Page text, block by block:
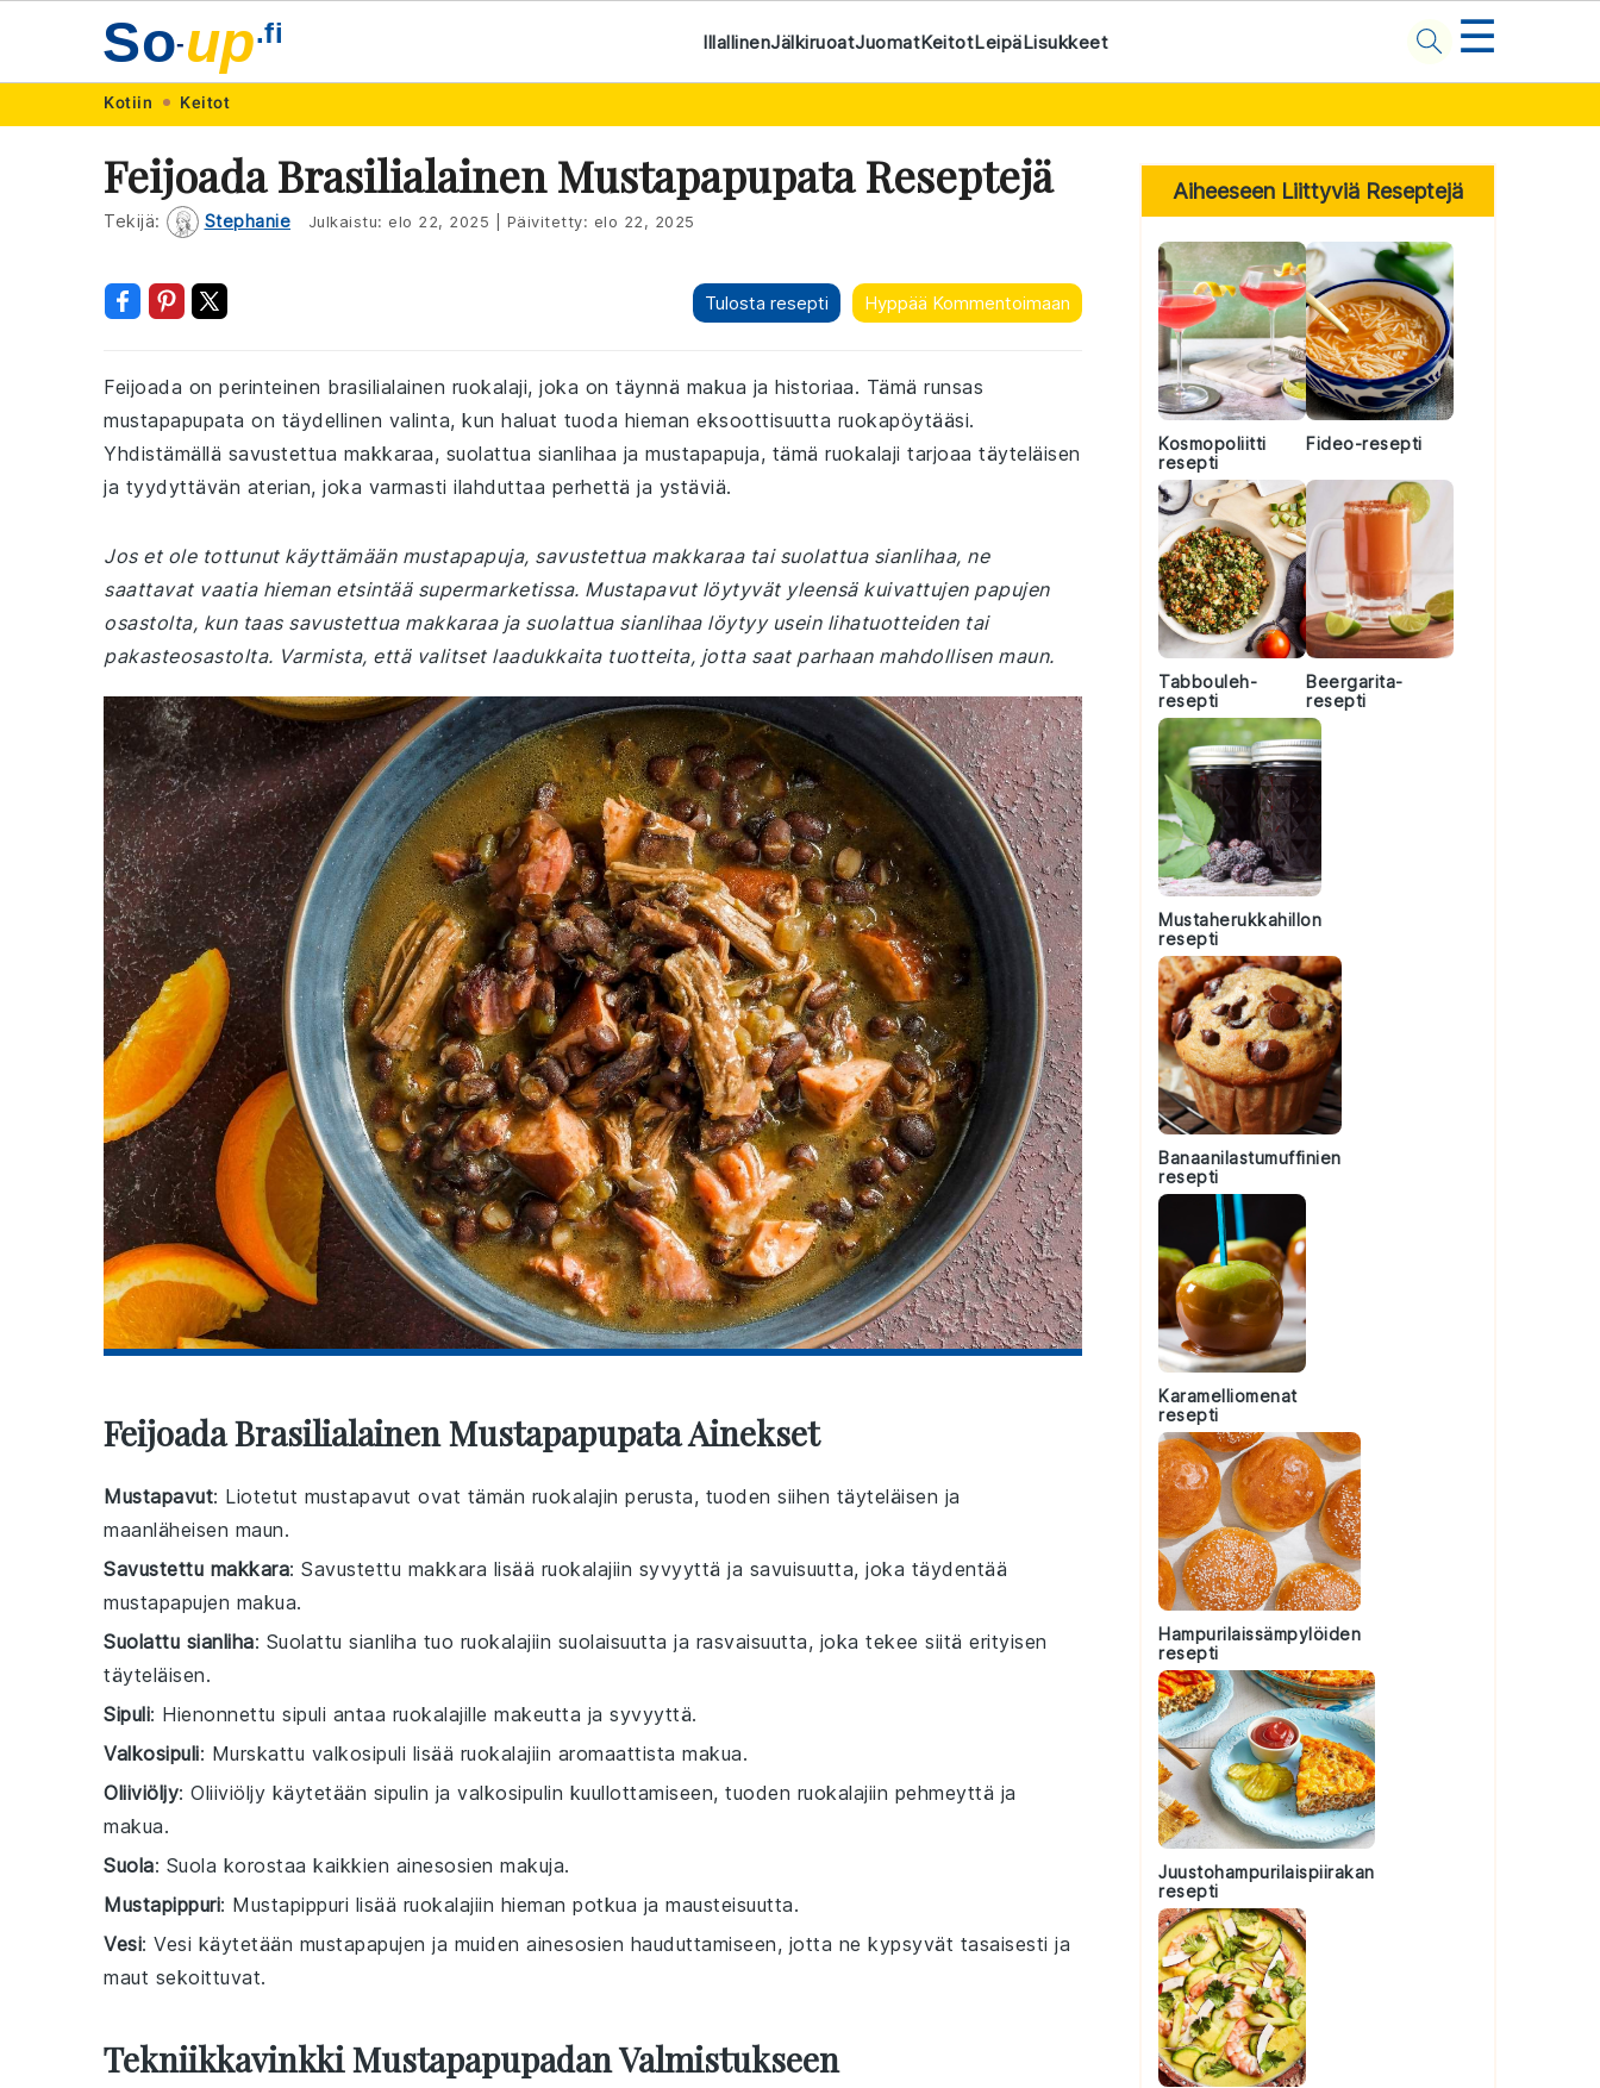
navigation
content
So-up.fi IllallinenJälkiruoatJuomatKeitotLeipäLisukkeet ☰
Kotiin Keitot
Feijoada Brasilialainen Mustapapupata Reseptejä
Tekijä: Stephanie Julkaistu: elo 22, 2025 Päivitetty: elo 22, 2025
Tulosta resepti Hyppää Kommentoimaan
Feijoada on perinteinen brasilialainen ruokalaji, joka on täynnä makua ja historiaa. Tämä runsas
mustapapupata on täydellinen valinta, kun haluat tuoda hieman eksoottisuutta ruokapöytääsi.
Yhdistämällä savustettua makkaraa, suolattua sianlihaa ja mustapapuja, tämä ruokalaji tarjoaa täyteläisen
ja tyydyttävän aterian, joka varmasti ilahduttaa perhettä ja ystäviä.
Jos et ole tottunut käyttämään mustapapuja, savustettua makkaraa tai suolattua sianlihaa, ne
saattavat vaatia hieman etsintää supermarketissa. Mustapavut löytyvät yleensä kuivattujen papujen
osastolta, kun taas savustettua makkaraa ja suolattua sianlihaa löytyy usein lihatuotteiden tai
pakasteosastolta. Varmista, että valitset laadukkaita tuotteita, jotta saat parhaan mahdollisen maun.
Feijoada Brasilialainen Mustapapupata Ainekset
Mustapavut: Liotetut mustapavut ovat tämän ruokalajin perusta, tuoden siihen täyteläisen ja
maanläheisen maun.
Savustettu makkara: Savustettu makkara lisää ruokalajiin syvyyttä ja savuisuutta, joka täydentää
mustapapujen makua.
Suolattu sianliha: Suolattu sianliha tuo ruokalajiin suolaisuutta ja rasvaisuutta, joka tekee siitä erityisen
täyteläisen.
Sipuli: Hienonnettu sipuli antaa ruokalajille makeutta ja syvyyttä.
Valkosipuli: Murskattu valkosipuli lisää ruokalajiin aromaattista makua.
Oliiviöljy: Oliiviöljy käytetään sipulin ja valkosipulin kuullottamiseen, tuoden ruokalajiin pehmeyttä ja
makua.
Suola: Suola korostaa kaikkien ainesosien makuja.
Mustapippuri: Mustapippuri lisää ruokalajiin hieman potkua ja mausteisuutta.
Vesi: Vesi käytetään mustapapujen ja muiden ainesosien hauduttamiseen, jotta ne kypsyvät tasaisesti ja
maut sekoittuvat.
Tekniikkavinkki Mustapapupadan Valmistukseen
Primary
Sidebar
Aiheeseen Liittyviä Reseptejä
Kosmopoliitti
resepti
Fideo-resepti
Tabbouleh-
resepti
Beergarita-
resepti
Mustaherukkahillon
resepti
Banaanilastumuffinien
resepti
Karamelliomenat
resepti
Hampurilaissämpylöiden
resepti
Juustohampurilaispiirakan
resepti